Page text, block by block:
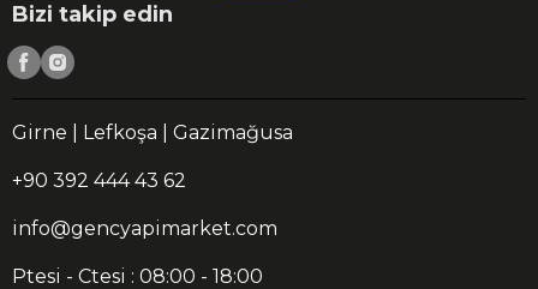
Bizi takip edin
Girne | Lefkoşa | Gazimağusa
+90 392 444 43 62
info@gencyapimarket.com
Ptesi - Ctesi : 08:00 - 18:00